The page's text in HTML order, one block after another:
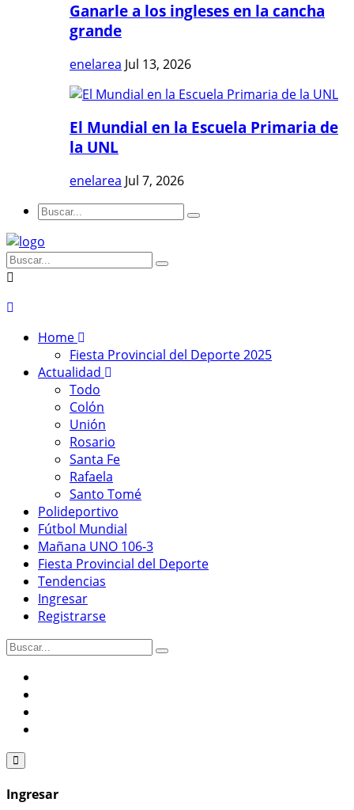
Ganarle a los ingleses en la cancha
grande
enelarea Jul 13, 2026
El Mundial en la Escuela Primaria de
la UNL
enelarea Jul 7, 2026
Home
Fiesta Provincial del Deporte 2025
Actualidad
Todo
Colón
Unión
Rosario
Santa Fe
Rafaela
Santo Tomé
Polideportivo
Fútbol Mundial
Mañana UNO 106-3
Fiesta Provincial del Deporte
Tendencias
Ingresar
Registrarse
Ingresar